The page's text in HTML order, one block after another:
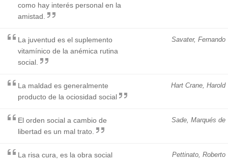
como hay interés personal en la
amistad.
Savater, Fernando
La juventud es el suplemento
vitamínico de la anémica rutina
social.
Hart Crane, Harold
La maldad es generalmente
producto de la ociosidad social
Sade, Marqués de
El orden social a cambio de
libertad es un mal trato.
Pettinato, Roberto
La risa cura, es la obra social